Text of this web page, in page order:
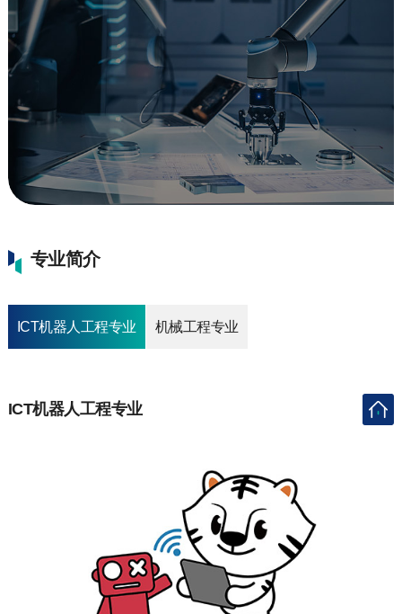
专业简介
ICT机器人工程专业 机械工程专业
ICT机器人工程专业